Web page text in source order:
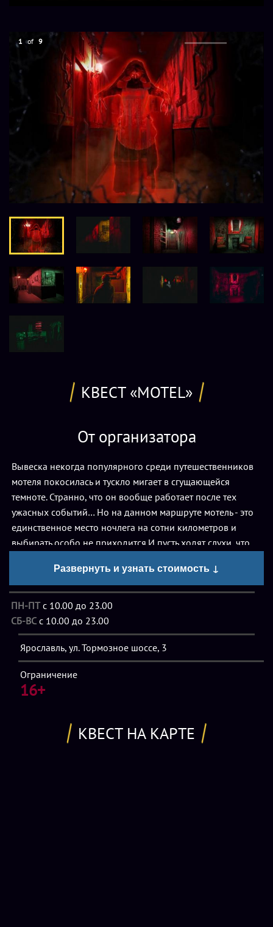
1 of 9
КВЕСТ «MOTEL»
От организатора
Вывеска некогда популярного среди путешественников
мотеля покосилась и тускло мигает в сгущающейся
темноте. Странно, что он вообще работает после тех
ужасных событий… Но на данном маршруте мотель - это
единственное место ночлега на сотни километров и
выбирать особо не приходится.И пусть ходят слухи, что
слышат шаги невидимых ног по затертому полу и
содрогаются от леденящих душу потусторонних звуков...
И пусть внутреннее ощущение первобытного страха и
безысходности от понимания происходящего гонит
отсюда прочь… Любопытство и желание раскрыть тайну
мотеля заставит вас забронировать здесь номер. Но будьте
на чеку, ведь если хозяин захлопнет за вами дверь,
начнется охота. И вы вовсе не охотники...
Рекомендуем 16+, до 18 лет с разрешением от родителей
Развернуть и узнать стоимость ↓
ПН-ПТс 10.00 до 23.00
СБ-ВС с 10.00 до 23.00
Ярославль, ул. Тормозное шоссе, 3
Ограничение
16+
КВЕСТ НА КАРТЕ